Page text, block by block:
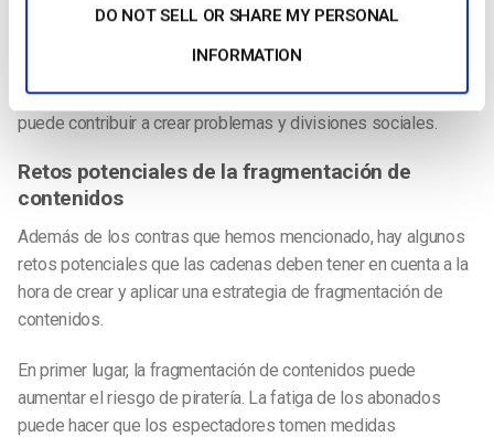
DO NOT SELL OR SHARE MY PERSONAL
INFORMATION
Otra desventaja de la fragmentación de contenidos es que
de personas sólo están expuestos a un tipo de contenido,
pueden formarse prejuicios y reducirse las opiniones. Esto
puede contribuir a crear problemas y divisiones sociales.
Retos potenciales de la fragmentación de
contenidos
Además de los contras que hemos mencionado, hay algunos
retos potenciales que las cadenas deben tener en cuenta a la
hora de crear y aplicar una estrategia de fragmentación de
contenidos.
En primer lugar, la fragmentación de contenidos puede
aumentar el riesgo de piratería. La fatiga de los abonados
puede hacer que los espectadores tomen medidas